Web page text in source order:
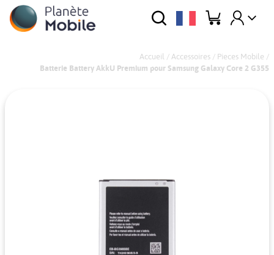
Accueil / Accessoires / Pieces Mobile /
Batterie Battery AkkU Premium pour Samsung Galaxy Core 2 G355